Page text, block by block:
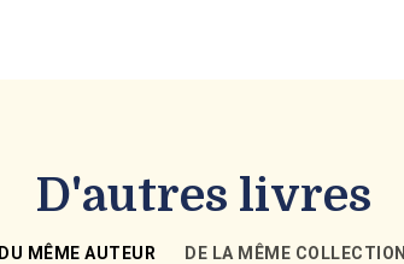
D'autres livres
DU MÊME AUTEUR DE LA MÊME COLLECTION